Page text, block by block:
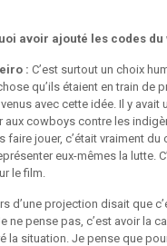
avoir ajouté les codes du
: C’est surtout un choix
qu’ils étaient en train de
avec cette idée. Il y avait
aux cowboys contre les
faire jouer, c’était vraiment du
eux-mêmes la lutte.
le film.
d’une projection disait que
ne pense pas, c’est avoir la
la situation. Je pense que